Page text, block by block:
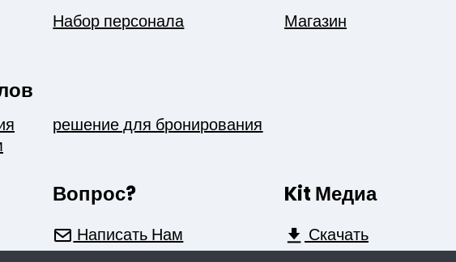
Набор персонала Магазин
решение для бронирования
Вопрос?
Написать Нам
Kit Медиа
Скачать